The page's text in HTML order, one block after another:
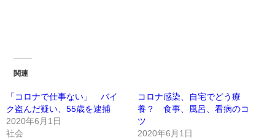
関連
「コロナで仕事ない」 バイ
ク盗んだ疑い、55歳を逮捕
2020年6月1日
社会
コロナ感染、自宅でどう療
養？ 食事、風呂、看病のコ
ツ
2020年6月1日